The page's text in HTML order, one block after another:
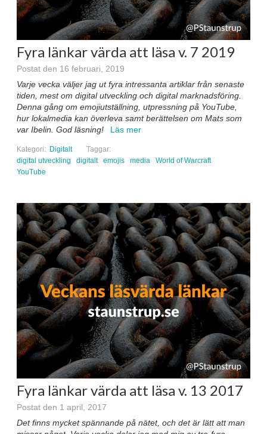
Fyra länkar värda att läsa v. 7 2019
Postat den 16 februari, 2019
Varje vecka väljer jag ut fyra intressanta artiklar från senaste
tiden, mest om digital utveckling och digital marknadsföring.
Denna gång om emojiutställning, utpressning på YouTube,
hur lokalmedia kan överleva samt berättelsen om Mats som
var Ibelin. God läsning!
Läs mer
Kategori: Digitalt
Taggar:
digital utveckling
digitalt emojis media
World of Warcraft
YouTube
Fyra länkar värda att läsa v. 13 2017
Postat den 1 april, 2017
Det finns mycket spännande på nätet, och det är lätt att man